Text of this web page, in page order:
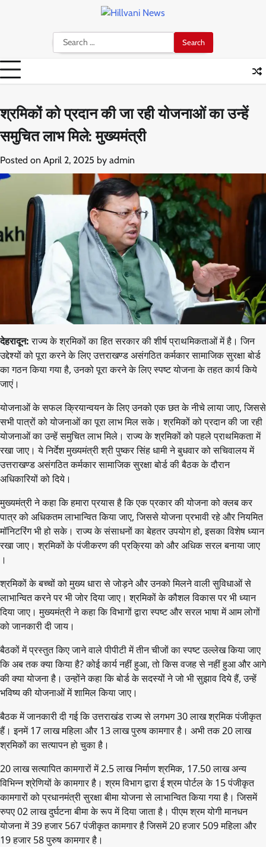
Search
for:
श्रमिकों को प्रदान की जा रही योजनाओं का उन्हें
समुचित लाभ मिले: मुख्यमंत्री
Posted on April 2, 2025 by admin
देहरादून:राज्य के श्रमिकों का हित सरकार की शीर्ष प्राथमिकताओं में है। जिन
उद्देश्यों को पूरा करने के लिए उत्तराखण्ड असंगठित कर्मकार सामाजिक सुरक्षा बोर्ड
का गठन किया गया है, उनको पूरा करने के लिए स्पष्ट योजना के तहत कार्य किये
जाएं।
योजनाओं के सफल क्रियान्वयन के लिए उनको एक छत के नीचे लाया जाए, जिससे
सभी पात्रों को योजनाओं का पूरा लाभ मिल सके। श्रमिकों को प्रदान की जा रही
योजनाओं का उन्हें समुचित लाभ मिले। राज्य के श्रमिकों को पहले प्राथमिकता में
रखा जाए। ये निर्देश मुख्यमंत्री श्री पुष्कर सिंह धामी ने बुधवार को सचिवालय में
उत्तराखण्ड असंगठित कर्मकार सामाजिक सुरक्षा बोर्ड की बैठक के दौरान
अधिकारियों को दिये।
मुख्यमंत्री ने कहा कि हमारा प्रयास है कि एक प्रकार की योजना को क्लब कर
पात्र को अधिकतम लाभान्वित किया जाए, जिससे योजना प्रभावी रहे और नियमित
मॉनिटरिंग भी हो सके। राज्य के संसाधनों का बेहतर उपयोग हो, इसका विशेष ध्यान
रखा जाए। श्रमिकों के पंजीकरण की प्रक्रिया को और अधिक सरल बनाया जाए
।
श्रमिकों के बच्चों को मुख्य धारा से जोड़ने और उनको मिलने वाली सुविधाओं से
लाभान्वित करने पर भी जोर दिया जाए। श्रमिकों के कौशल विकास पर भी ध्यान
दिया जाए। मुख्यमंत्री ने कहा कि विभागों द्वारा स्पष्ट और सरल भाषा में आम लोगों
को जानकारी दी जाय।
बैठकों में प्रस्तुत किए जाने वाले पीपीटी में तीन चीजों का स्पष्ट उल्लेख किया जाए
कि अब तक क्या किया है? कोई कार्य नहीं हुआ, तो किस वजह से नहीं हुआ और आगे
की क्या योजना है। उन्होंने कहा कि बोर्ड के सदस्यों ने जो भी सुझाव दिये हैं, उन्हें
भविष्य की योजनाओं में शामिल किया जाए।
बैठक में जानकारी दी गई कि उत्तराखंड राज्य से लगभग 30 लाख श्रमिक पंजीकृत
हैं। इनमें 17 लाख महिला और 13 लाख पुरुष कामगार है। अभी तक 20 लाख
श्रमिकों का सत्यापन हो चुका है।
20 लाख सत्यापित कामगारों में 2.5 लाख निर्माण श्रमिक, 17.50 लाख अन्य
विभिन्न श्रेणियों के कामगार है। श्रम विभाग द्वारा ई श्रम पोर्टल के 15 पंजीकृत
कामगारों को प्रधानमंत्री सुरक्षा बीमा योजना से लाभान्वित किया गया है। जिसमें
रुपए 02 लाख दुर्घटना बीमा के रूप में दिया जाता है। पीएम श्रम योगी मानधन
योजना में 39 हजार 567 पंजीकृत कामगार है जिसमें 20 हजार 509 महिला और
19 हजार 58 पुरुष कामगार है।